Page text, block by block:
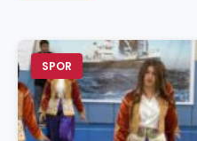
SPOR